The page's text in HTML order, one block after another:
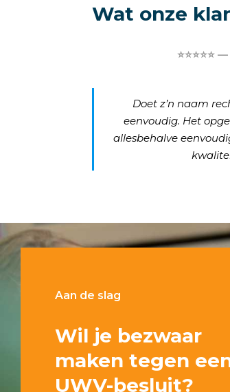
Wat onze
⭐⭐⭐⭐⭐
Doet z’n naam
eenvoudig. Het
allesbehalve
Aan de slag
Wil je bezwaar
maken tegen
UWV-besluit?